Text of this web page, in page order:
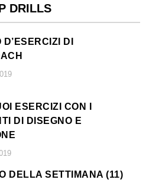
DRILLS
DI
ESERCIZI CON I
DI DISEGNO E
DELLA SETTIMANA (11)